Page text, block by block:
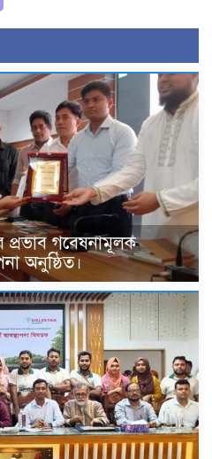
প্রভাব গবেষনামূলক
অনুষ্ঠিত।